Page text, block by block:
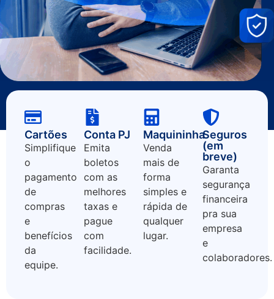
Cartões
Simplifique
o
pagamento
de
compras
e
benefícios
da
equipe.
Conta PJ
Emita
boletos
com as
melhores
taxas e
pague
com
facilidade.
Maquininha
Venda
mais de
forma
simples e
rápida de
qualquer
lugar.
Seguros
(em
breve)
Garanta
segurança
financeira
pra sua
empresa
e
colaboradores.